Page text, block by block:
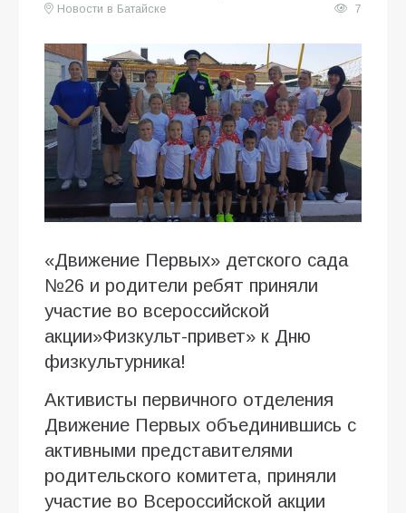
Новости в Батайске
7
«Движение Первых» детского сада
№26 и родители ребят приняли
участие во всероссийской
акции»Физкульт-привет» к Дню
физкультурника!
Активисты первичного отделения
Движение Первых объединившись с
активными представителями
родительского комитета, приняли
участие во Всероссийской акции